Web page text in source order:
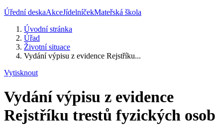
Úřední deskaAkceJídelníčekMateřská škola
Úvodní stránka
Úřad
Životní situace
Vydání výpisu z evidence Rejstříku...
Vytisknout
Vydání výpisu z evidence
Rejstříku trestů fyzických osob